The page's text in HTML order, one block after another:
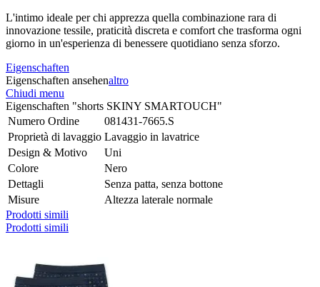
L'intimo ideale per chi apprezza quella combinazione rara di
innovazione tessile, praticità discreta e comfort che trasforma ogni
giorno in un'esperienza di benessere quotidiano senza sforzo.
Eigenschaften
Eigenschaften ansehenaltro
Chiudi menu
Eigenschaften "shorts SKINY SMARTOUCH"
Numero Ordine
081431-7665.S
Proprietà di lavaggio Lavaggio in lavatrice
Design & Motivo
Uni
Colore
Nero
Dettagli
Senza patta, senza bottone
Misure
Altezza laterale normale
Prodotti simili
Prodotti simili